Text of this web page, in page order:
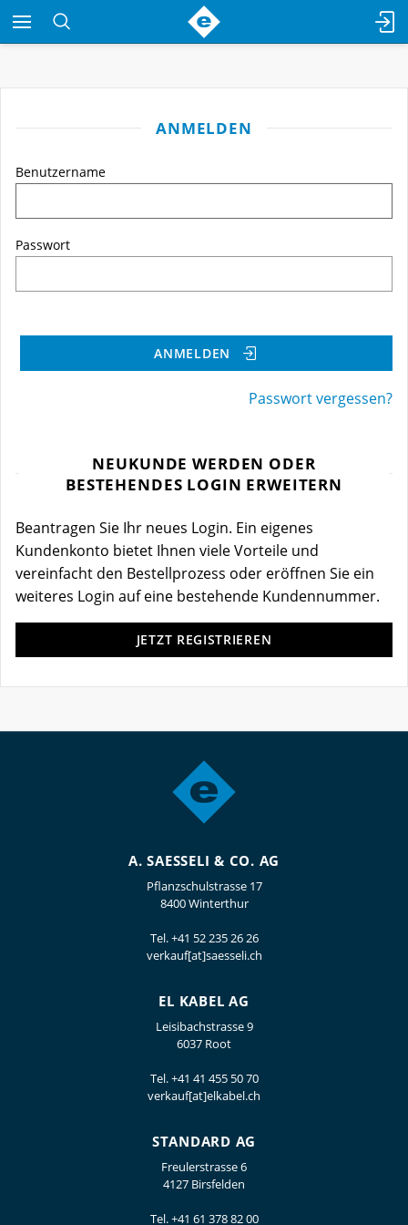
ANMELDEN
Benutzername
Passwort
ANMELDEN
Passwort vergessen?
NEUKUNDE WERDEN ODER
BESTEHENDES LOGIN ERWEITERN
Beantragen Sie Ihr neues Login. Ein eigenes
Kundenkonto bietet Ihnen viele Vorteile und
vereinfacht den Bestellprozess oder eröffnen Sie ein
weiteres Login auf eine bestehende Kundennummer.
JETZT REGISTRIEREN
A. SAESSELI & CO. AG
Pflanzschulstrasse 17
8400 Winterthur
Tel.+41 52 235 26 26
verkauf[at]saesseli.ch
EL KABEL AG
Leisibachstrasse 9
6037 Root
Tel.+41 41 455 50 70
verkauf[at]elkabel.ch
STANDARD AG
Freulerstrasse 6
4127 Birsfelden
Tel.+41 61 378 82 00